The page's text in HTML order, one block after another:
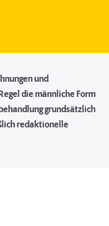
und
die männliche Form
grundsätzlich
redaktionelle